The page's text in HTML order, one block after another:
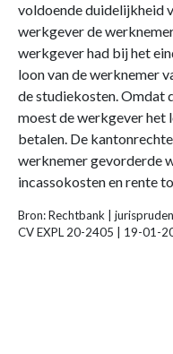
voldoende duidelijkheid
werkgever de
werkgever had bij het
loon van de werknemer
de studiekosten. Omdat
moest de werkgever het
betalen. De
werknemer gevorderde
incassokosten en rente
Bron: Rechtbank |
CV EXPL 20-2405 | 19-01-